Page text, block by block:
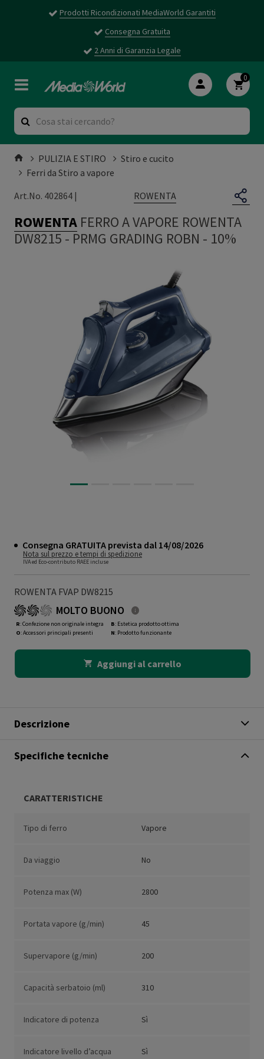
Prodotti Ricondizionati MediaWorld Garantiti
Consegna Gratuita
2 Anni di Garanzia Legale
0
PULIZIA E STIRO
Stiro e cucito
Ferri da Stiro a vapore
Art.No. 402864 |
ROWENTA
ROWENTA FERRO A VAPORE ROWENTA
DW8215 - PRMG GRADING ROBN - 10%
Consegna GRATUITA prevista dal 14/08/2026
Nota sul prezzo e tempi di spedizione
IVA ed Eco-contributo RAEE incluse
ROWENTA FVAP DW8215
MOLTO BUONO
R: Confezione non originale integra
O: Accessori principali presenti
B: Estetica prodotto ottima
N: Prodotto funzionante
Aggiungi al carrello
Descrizione
Specifiche tecniche
CARATTERISTICHE
Tipo di ferro Vapore
Da viaggio No
Potenza max (W) 2800
Portata vapore (g/min) 45
Supervapore (g/min) 200
Capacità serbatoio (ml) 310
Indicatore di potenza Sì
Indicatore livello d’acqua Sì